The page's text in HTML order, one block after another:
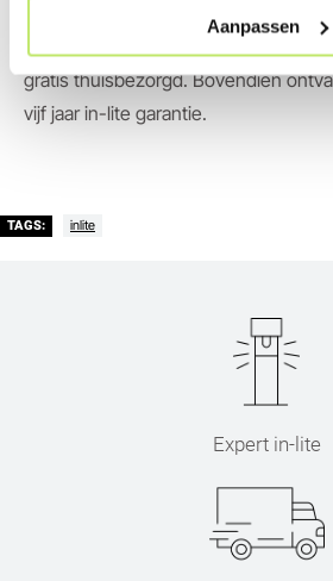
Aanpassen
eenvoudig en snel via onze
vanaf €100,- krijg jij jouw bestelling in
gratis thuisbezorgd. Bovendien
vijf jaar in-lite garantie.
TAGS: inlite
Expert in-lite